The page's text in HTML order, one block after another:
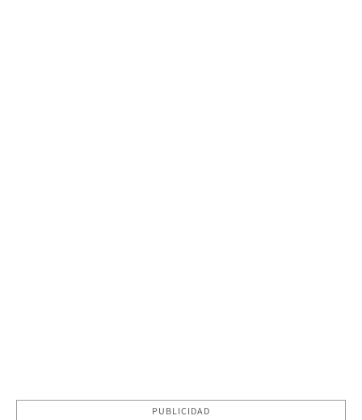
PUBLICIDAD